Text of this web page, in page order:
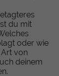
du mit
oder wie
von
deinem